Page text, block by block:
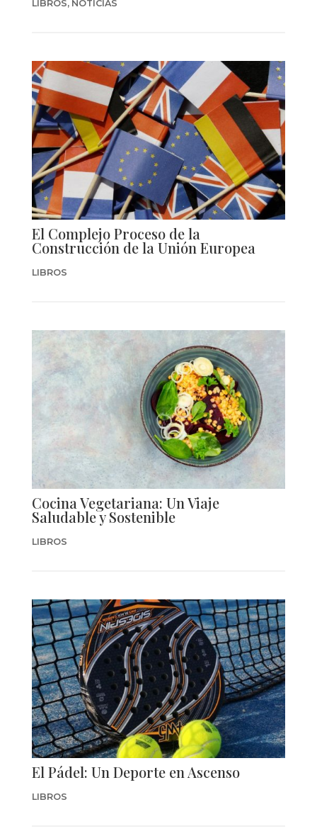
LIBROS, NOTICIAS
El Complejo Proceso de la
Construcción de la Unión Europea
LIBROS
Cocina Vegetariana: Un Viaje
Saludable y Sostenible
LIBROS
El Pádel: Un Deporte en Ascenso
LIBROS